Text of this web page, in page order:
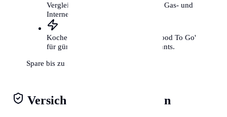
Vergleiche regelmäßig deine Strom-, Gas- und
Internetverträge.
Koche öfter selbst und nutze 'Too Good To Go'
für günstige Mahlzeiten aus Restaurants.
Spare bis zu 300€ mtl.
Versicherungen & Abgaben